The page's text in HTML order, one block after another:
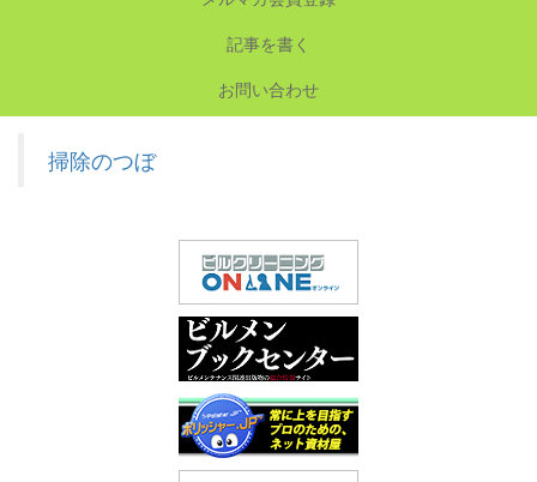
記事を書く
お問い合わせ
掃除のつぼ